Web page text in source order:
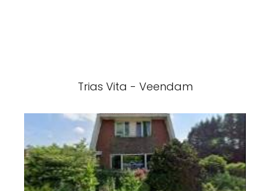
Trias Vita - Veendam